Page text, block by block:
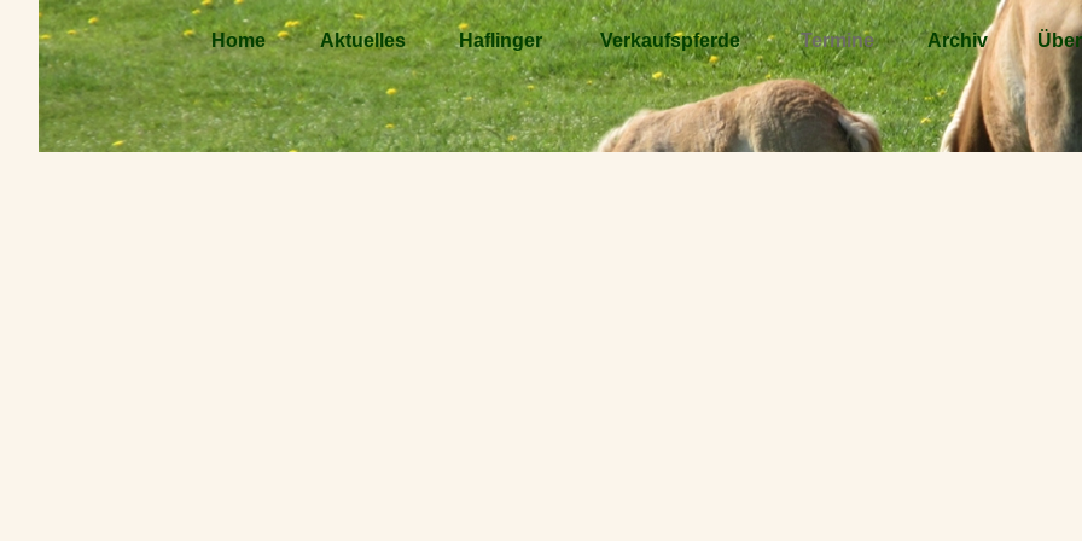
Home Aktuelles Haflinger Verkaufspferde Termine Archiv